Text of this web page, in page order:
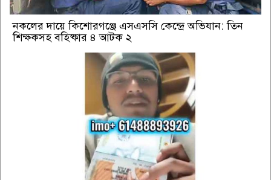
নকলের দায়ে কিশোরগঞ্জে এসএসসি কেন্দ্রে অভিযান: তিন
শিক্ষকসহ বহিষ্কার ৪ আটক ২